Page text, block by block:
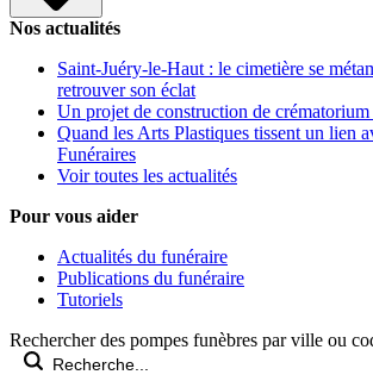
Nos actualités
Saint-Juéry-le-Haut : le cimetière se
retrouver son éclat
Un projet de construction de
Quand les Arts Plastiques tissent un lien
Funéraires
Voir toutes les actualités
Pour vous aider
Actualités du funéraire
Publications du funéraire
Tutoriels
Rechercher des pompes funèbres par ville ou